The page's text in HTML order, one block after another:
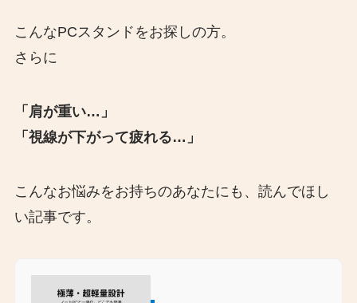
こんなPCスタンドをお探しの方。
さらに
「肩が重い…」
「視線が下がって疲れる…」
こんなお悩みをお持ちのあなたにも、読んでほし
い記事です。